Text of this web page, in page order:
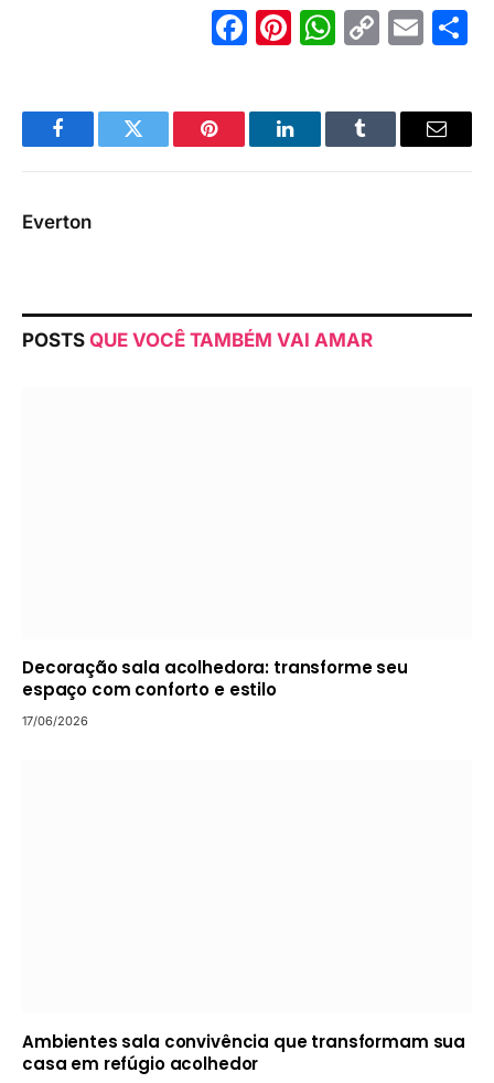
Facebook
Pinterest
Copy
Link
FacebookTwitter Pinterest LinkedInTumblr Email
Everton
POSTS QUE VOCÊ TAMBÉM VAI AMAR
Decoração sala acolhedora: transforme seu
espaço com conforto e estilo
17/06/2026
Ambientes sala convivência que transformam sua
casa em refúgio acolhedor